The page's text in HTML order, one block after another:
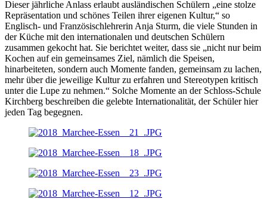
Dieser jährliche Anlass erlaubt ausländischen Schülern „eine stolze
Repräsentation und schönes Teilen ihrer eigenen Kultur,“ so
Englisch- und Französischlehrerin Anja Sturm, die viele Stunden in
der Küche mit den internationalen und deutschen Schülern
zusammen gekocht hat. Sie berichtet weiter, dass sie „nicht nur beim
Kochen auf ein gemeinsames Ziel, nämlich die Speisen,
hinarbeiteten, sondern auch Momente fanden, gemeinsam zu lachen,
mehr über die jeweilige Kultur zu erfahren und Stereotypen kritisch
unter die Lupe zu nehmen.“ Solche Momente an der Schloss-Schule
Kirchberg beschreiben die gelebte Internationalität, der Schüler hier
jeden Tag begegnen.